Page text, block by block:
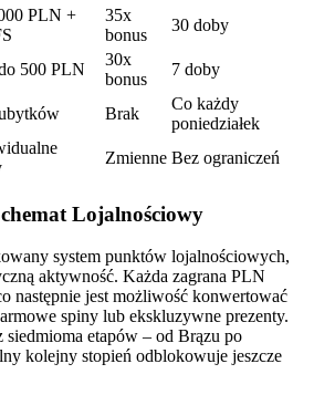
PLN +
35x
bonus
30 doby
500 PLN
30x
bonus
7 doby
Brak
Co każdy
poniedziałek
Zmienne Bez ograniczeń
Lojalnościowy
system punktów lojalnościowych,
aktywność. Każda zagrana PLN
następnie jest możliwość konwertować
spiny lub ekskluzywne prezenty.
siedmioma etapów – od Brązu po
kolejny stopień odblokowuje jeszcze